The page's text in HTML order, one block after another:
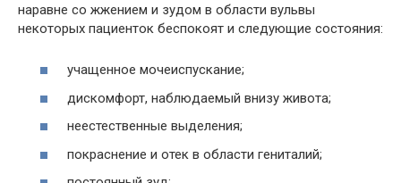
наравне со жжением и зудом в области вульвы
некоторых пациенток беспокоят и следующие состояния:
учащенное мочеиспускание;
дискомфорт, наблюдаемый внизу живота;
неестественные выделения;
покраснение и отек в области гениталий;